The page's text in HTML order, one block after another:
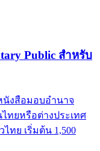
Public สำหรับ
นังสือมอบอำนาจ
ทยหรือต่างประเทศ
ทย เริ่มต้น 1,500